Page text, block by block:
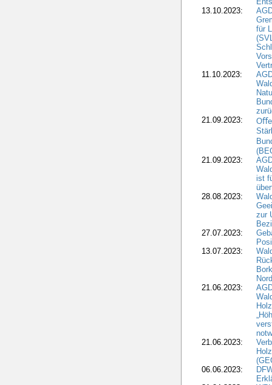
13.10.2023:
für
11.10.2023:
21.09.2023:
21.09.2023:
ist
28.08.2023:
zur
27.07.2023:
13.07.2023:
21.06.2023:
21.06.2023:
06.06.2023: